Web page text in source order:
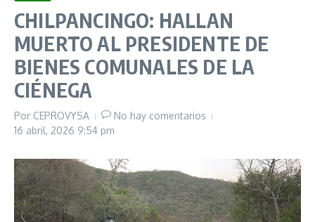
CHILPANCINGO: HALLAN
MUERTO AL PRESIDENTE DE
BIENES COMUNALES DE LA
CIÉNEGA
Por CEPROVYSA
No hay comentarios
16 abril, 2026 9:54 pm